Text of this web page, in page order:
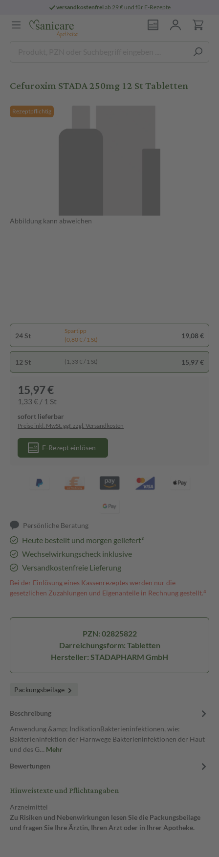
versandkostenfreiab 29 € und für E-Rezepte
Cefuroxim STADA 250mg 12 St Tabletten
Rezeptpflichtig
Abbildung kann abweichen
24 St
Spartipp
(0,80 € / 1 St)
19,08 €
12 St (1,33 € / 1 St) 15,97 €
15,97 €
1,33 € / 1 St
sofort lieferbar
Preise inkl. MwSt. ggf. zzgl. Versandkosten
E-Rezept einlösen
Persönliche Beratung
Heute bestellt und morgen geliefert³
Wechselwirkungscheck inklusive
Versandkostenfreie Lieferung
Bei der Einlösung eines Kassenrezeptes werden nur die
gesetzlichen Zuzahlungen und Eigenanteile in Rechnung gestellt.⁴
PZN: 02825822
Darreichungsform: Tabletten
Hersteller: STADAPHARM GmbH
Packungsbeilage
Beschreibung
Anwendung &amp; IndikationBakterieninfektionen, wie:
Bakterieninfektion der Harnwege Bakterieninfektionen der Haut
und des G… Mehr
Bewertungen
Hinweistexte und Pflichtangaben
Arzneimittel
Zu Risiken und Nebenwirkungen lesen Sie die Packungsbeilage
und fragen Sie Ihre Ärztin, Ihren Arzt oder in Ihrer Apotheke.